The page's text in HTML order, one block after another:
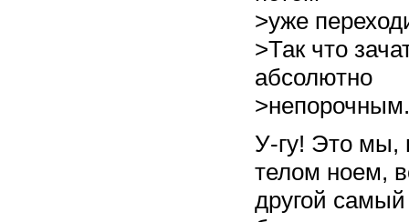
>уже
>Так что
абсолютно
>непорочным.
У-гу! Это мы,
телом ноем,
другой